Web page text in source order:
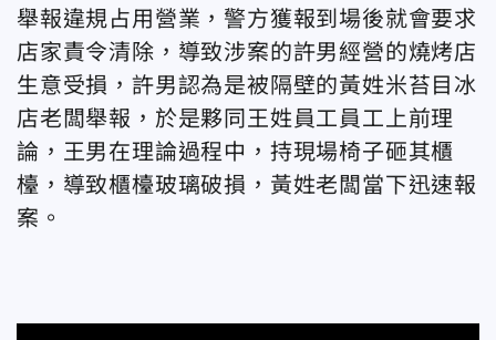
舉報違規占用營業，警方獲報到場後就會要求
店家責令清除，導致涉案的許男經營的燒烤店
生意受損，許男認為是被隔壁的黃姓米苔目冰
店老闆舉報，於是夥同王姓員工員工上前理
論，王男在理論過程中，持現場椅子砸其櫃
檯，導致櫃檯玻璃破損，黃姓老闆當下迅速報
案。